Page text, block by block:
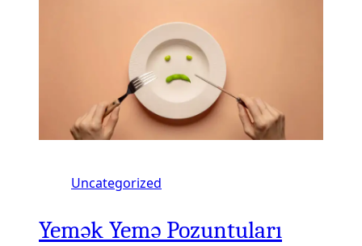
Uncategorized
Yemək Yemə Pozuntuları